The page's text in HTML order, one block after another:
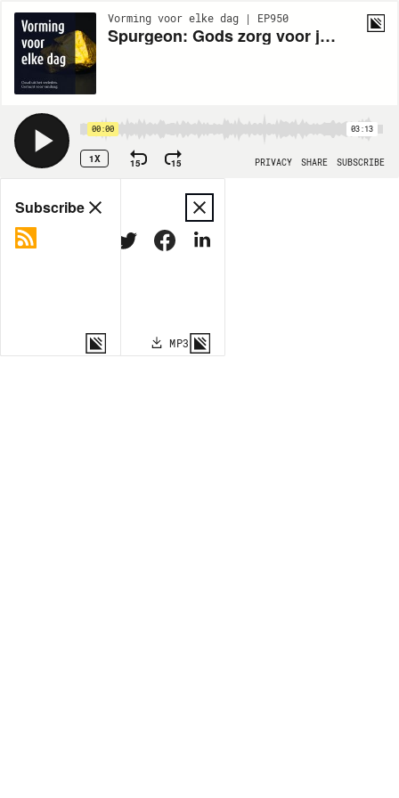
Vorming voor elke dag | EP950
Spurgeon: Gods zorg voor jonggelovigen
00:00 03:13
1X 15 15 PRIVACY SHARE SUBSCRIBE
Share
MORE OPTIONS MP3
Subscribe